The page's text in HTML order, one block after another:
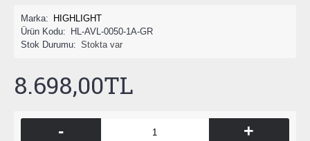
Marka:
HIGHLIGHT
Ürün Kodu:
HL-AVL-0050-1A-GR
Stok Durumu: Stokta var
8.698,00TL
- +